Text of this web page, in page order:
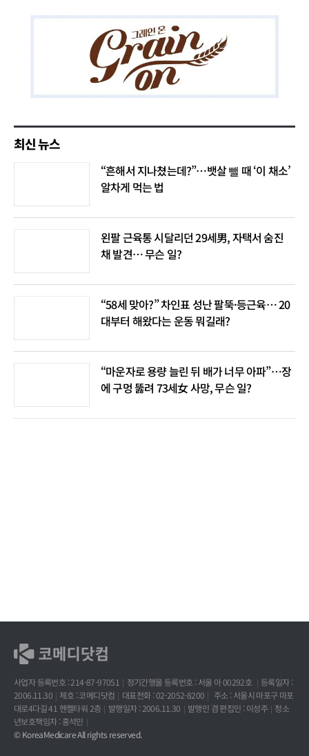
최신 뉴스
“흔해서 지나쳤는데?”…뱃살 뺄 때 ‘이 채소’
알차게 먹는 법
왼팔 근육통 시달리던 29세男, 자택서 숨진
채 발견… 무슨 일?
“58세 맞아?” 차인표 성난 팔뚝·등근육… 20
대부터 해왔다는 운동 뭐길래?
“마운자로 용량 늘린 뒤 배가 너무 아파”…장
에 구멍 뚫려 73세女 사망, 무슨 일?
사업자 등록번호 : 214-87-97051 정기간행물 등록번호 : 서울 아 00292호
등록일자 :
2006.11.30
제호 : 코메디닷컴 대표전화 : 02-2052-8200
주소 : 서울시 마포구 마포
대로4다길 41 헨켈타워 2층
발행일자 : 2006.11.30 발행인 겸 편집인 : 이성주
청소
년보호책임자 : 홍석민
© KoreaMedicare All rights reserved.